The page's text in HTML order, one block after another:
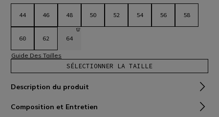
44 46 48 50 52 54 56 58
60 62 64
Guide Des Tailles
SÉLECTIONNER LA TAILLE
Description du produit
Composition et Entretien